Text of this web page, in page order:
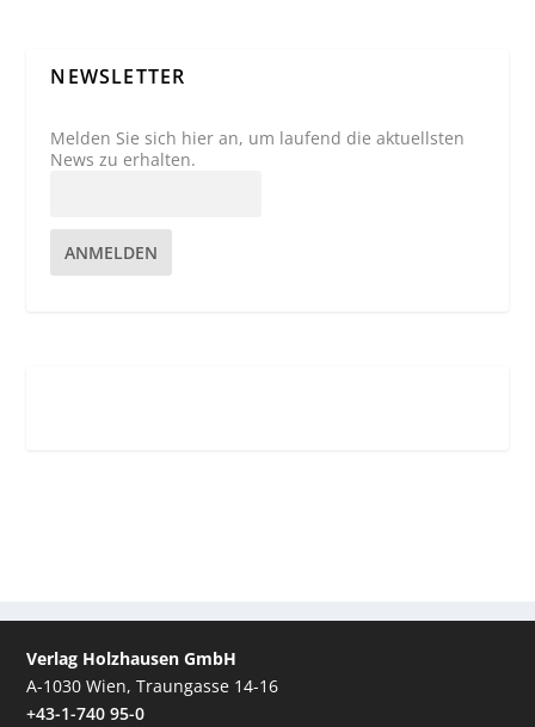
NEWSLETTER
Melden Sie sich hier an, um laufend die aktuellsten
News zu erhalten.
ANMELDEN
Verlag Holzhausen GmbH
A-1030 Wien, Traungasse 14-16
+43-1-740 95-0